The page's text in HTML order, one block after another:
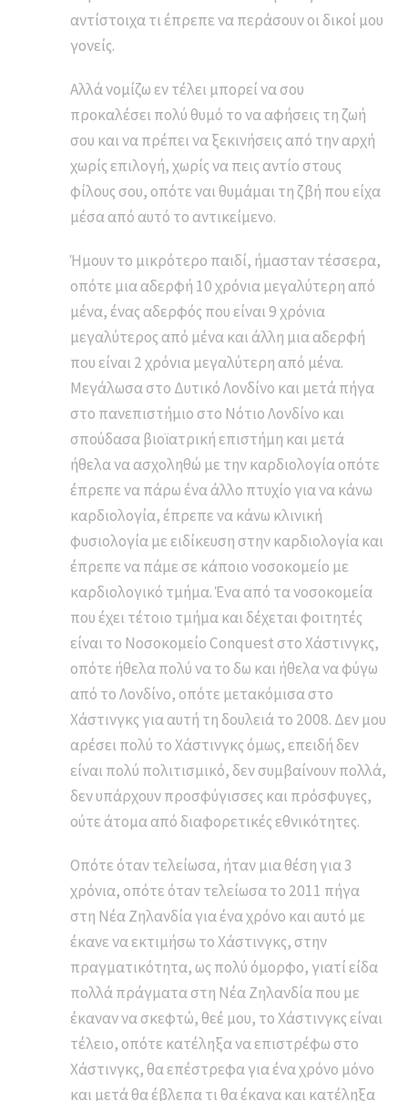
αντίστοιχα τι έπρεπε να περάσουν οι δικοί μου
γονείς.
Αλλά νομίζω εν τέλει μπορεί να σου
προκαλέσει πολύ θυμό το να αφήσεις τη ζωή
σου και να πρέπει να ξεκινήσεις από την αρχή
χωρίς επιλογή, χωρίς να πεις αντίο στους
φίλους σου, οπότε ναι θυμάμαι τη ζβή που είχα
μέσα από αυτό το αντικείμενο.
Ήμουν το μικρότερο παιδί, ήμασταν τέσσερα,
οπότε μια αδερφή 10 χρόνια μεγαλύτερη από
μένα, ένας αδερφός που είναι 9 χρόνια
μεγαλύτερος από μένα και άλλη μια αδερφή
που είναι 2 χρόνια μεγαλύτερη από μένα.
Μεγάλωσα στο Δυτικό Λονδίνο και μετά πήγα
στο πανεπιστήμιο στο Νότιο Λονδίνο και
σπούδασα βιοϊατρική επιστήμη και μετά
ήθελα να ασχοληθώ με την καρδιολογία οπότε
έπρεπε να πάρω ένα άλλο πτυχίο για να κάνω
καρδιολογία, έπρεπε να κάνω κλινική
φυσιολογία με ειδίκευση στην καρδιολογία και
έπρεπε να πάμε σε κάποιο νοσοκομείο με
καρδιολογικό τμήμα. Ένα από τα νοσοκομεία
που έχει τέτοιο τμήμα και δέχεται φοιτητές
είναι το Νοσοκομείο Conquest στο Χάστινγκς,
οπότε ήθελα πολύ να το δω και ήθελα να φύγω
από το Λονδίνο, οπότε μετακόμισα στο
Χάστινγκς για αυτή τη δουλειά το 2008. Δεν μου
αρέσει πολύ το Χάστινγκς όμως, επειδή δεν
είναι πολύ πολιτισμικό, δεν συμβαίνουν πολλά,
δεν υπάρχουν προσφύγισσες και πρόσφυγες,
ούτε άτομα από διαφορετικές εθνικότητες.
Οπότε όταν τελείωσα, ήταν μια θέση για 3
χρόνια, οπότε όταν τελείωσα το 2011 πήγα
στη Νέα Ζηλανδία για ένα χρόνο και αυτό με
έκανε να εκτιμήσω το Χάστινγκς, στην
πραγματικότητα, ως πολύ όμορφο, γιατί είδα
πολλά πράγματα στη Νέα Ζηλανδία που με
έκαναν να σκεφτώ, θεέ μου, το Χάστινγκς είναι
τέλειο, οπότε κατέληξα να επιστρέφω στο
Χάστινγκς, θα επέστρεφα για ένα χρόνο μόνο
και μετά θα έβλεπα τι θα έκανα και κατέληξα